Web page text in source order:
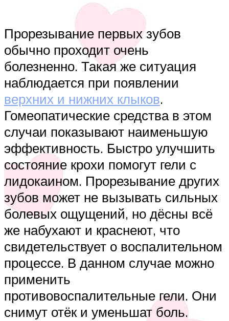
Прорезывание первых зубов
обычно проходит очень
болезненно. Такая же ситуация
наблюдается при появлении
верхних и нижних клыков.
Гомеопатические средства в этом
случаи показывают наименьшую
эффективность. Быстро улучшить
состояние крохи помогут гели с
лидокаином. Прорезывание других
зубов может не вызывать сильных
болевых ощущений, но дёсны всё
же набухают и краснеют, что
свидетельствует о воспалительном
процессе. В данном случае можно
применить
противовоспалительные гели. Они
снимут отёк и уменьшат боль.